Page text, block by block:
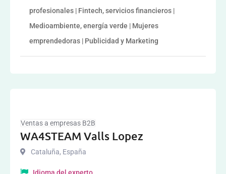
profesionales | Fintech, servicios financieros |
Medioambiente, energía verde | Mujeres
emprendedoras | Publicidad y Marketing
Ventas a empresas B2B
WA4STEAM Valls Lopez
Cataluña, España
Idioma del experto